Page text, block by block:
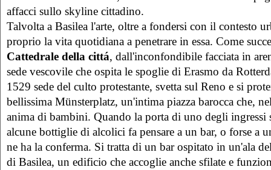
affacci sullo skyline cittadino.
Talvolta a Basilea l'arte, oltre a fondersi con il contesto
proprio la vita quotidiana a penetrare in essa. Come
Cattedrale della cittá, dall'inconfondibile facciata in
sede vescovile che ospita le spoglie di Erasmo da
1529 sede del culto protestante, svetta sul Reno e si
bellissima Münsterplatz, un'intima piazza barocca che,
anima di bambini. Quando la porta di uno degli ingressi
alcune bottiglie di alcolici fa pensare a un bar, o forse a
ne ha la conferma. Si tratta di un bar ospitato in un'ala
di Basilea, un edificio che accoglie anche sfilate e